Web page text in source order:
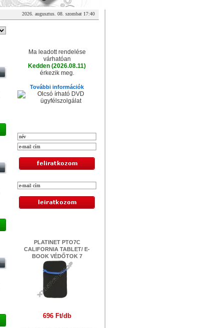
2026. augusztus. 08. szombat 17:40
Ma leadott rendelése
várhatóan
Kedden (2026.08.11)
érkezik meg.
További információk
PLATINET PTO7C
CALIFORNIA TABLET/ E-
BOOK VÉDŐTOK 7
696 Ft/db